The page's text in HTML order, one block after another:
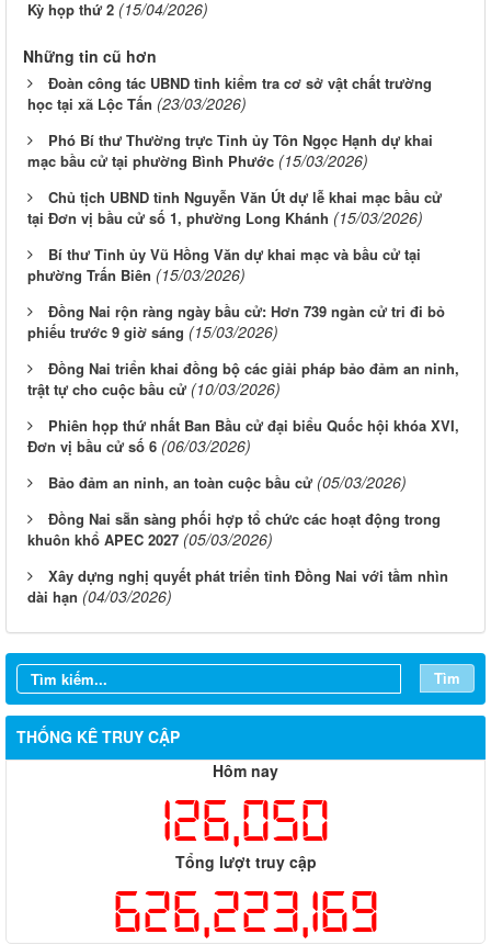
Kỳ họp thứ 2 (15/04/2026)
Những tin cũ hơn
Đoàn công tác UBND tỉnh kiểm tra cơ sở vật chất trường
học tại xã Lộc Tấn (23/03/2026)
Phó Bí thư Thường trực Tỉnh ủy Tôn Ngọc Hạnh dự khai
mạc bầu cử tại phường Bình Phước (15/03/2026)
Chủ tịch UBND tỉnh Nguyễn Văn Út dự lễ khai mạc bầu cử
tại Đơn vị bầu cử số 1, phường Long Khánh (15/03/2026)
Bí thư Tỉnh ủy Vũ Hồng Văn dự khai mạc và bầu cử tại
phường Trấn Biên (15/03/2026)
Đồng Nai rộn ràng ngày bầu cử: Hơn 739 ngàn cử tri đi bỏ
phiếu trước 9 giờ sáng (15/03/2026)
Đồng Nai triển khai đồng bộ các giải pháp bảo đảm an ninh,
trật tự cho cuộc bầu cử (10/03/2026)
Phiên họp thứ nhất Ban Bầu cử đại biểu Quốc hội khóa XVI,
Đơn vị bầu cử số 6 (06/03/2026)
Bảo đảm an ninh, an toàn cuộc bầu cử (05/03/2026)
Đồng Nai sẵn sàng phối hợp tổ chức các hoạt động trong
khuôn khổ APEC 2027 (05/03/2026)
Xây dựng nghị quyết phát triển tỉnh Đồng Nai với tầm nhìn
dài hạn (04/03/2026)
Tìm
THỐNG KÊ TRUY CẬP
Hôm nay
126,050
Tổng lượt truy cập
626,223,169